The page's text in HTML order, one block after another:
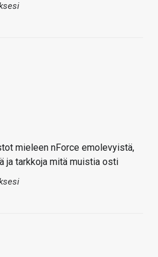
mieleen nForce emolevyistä,
ja tarkkoja mitä muistia osti